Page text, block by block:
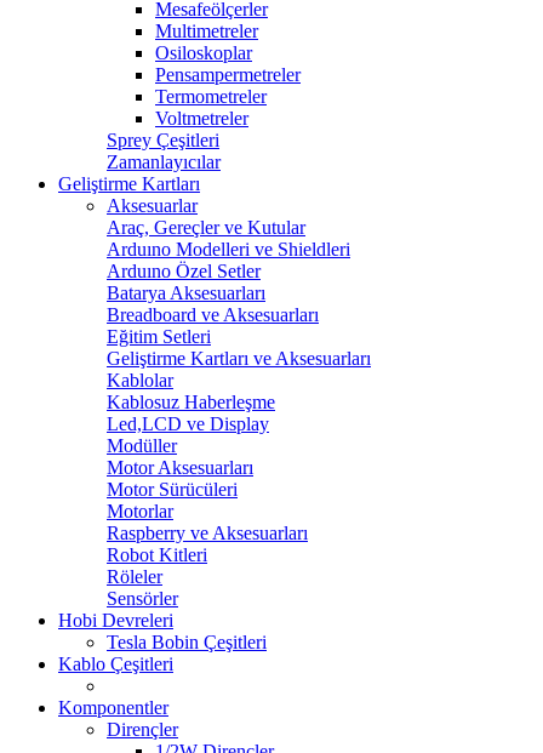
Mesafeölçerler
Multimetreler
Osiloskoplar
Pensampermetreler
Termometreler
Voltmetreler
Sprey Çeşitleri
Zamanlayıcılar
Geliştirme Kartları
Aksesuarlar
Araç, Gereçler ve Kutular
Arduıno Modelleri ve Shieldleri
Arduıno Özel Setler
Batarya Aksesuarları
Breadboard ve Aksesuarları
Eğitim Setleri
Geliştirme Kartları ve Aksesuarları
Kablolar
Kablosuz Haberleşme
Led,LCD ve Display
Modüller
Motor Aksesuarları
Motor Sürücüleri
Motorlar
Raspberry ve Aksesuarları
Robot Kitleri
Röleler
Sensörler
Hobi Devreleri
Tesla Bobin Çeşitleri
Kablo Çeşitleri
Komponentler
Dirençler